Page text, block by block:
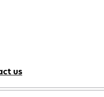
us